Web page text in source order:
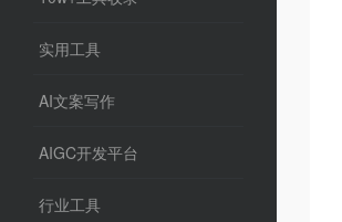
实用工具
AI文案写作
AIGC开发平台
行业工具